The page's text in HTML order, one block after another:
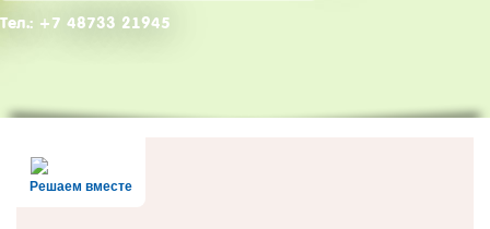
Тел.: +7 48733 21945
Решаем вместе